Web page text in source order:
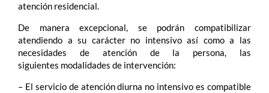
atención residencial.
De manera excepcional, se podrán compatibilizar
atendiendo a su carácter no intensivo así como a las
necesidades de atención de la persona, las
siguientes modalidades de intervención:
– El servicio de atención diurna no intensivo es compatible